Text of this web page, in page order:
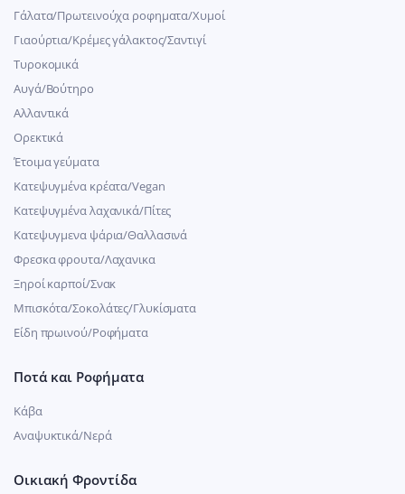
Γάλατα/Πρωτεινούχα ροφηματα/Χυμοί
Γιαούρτια/Κρέμες γάλακτος/Σαντιγί
Τυροκομικά
Αυγά/Βούτηρο
Αλλαντικά
Ορεκτικά
Έτοιμα γεύματα
Κατεψυγμένα κρέατα/Vegan
Kατεψυγμένα λαχανικά/Πίτες
Κατεψυγμενα ψάρια/Θαλλασινά
Φρεσκα φρουτα/Λαχανικα
Ξηροί καρποί/Σνακ
Μπισκότα/Σοκολάτες/Γλυκίσματα
Είδη πρωινού/Ροφήματα
Ποτά και Ροφήματα
Κάβα
Αναψυκτικά/Νερά
Οικιακή Φροντίδα